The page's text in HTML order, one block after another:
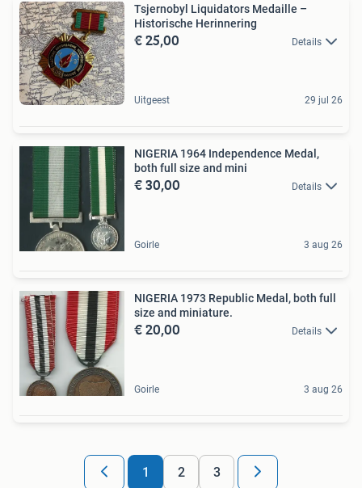
Tsjernobyl Liquidators Medaille –
Historische Herinnering
€ 25,00 Details
Uitgeest 29 jul 26
NIGERIA 1964 Independence Medal,
both full size and mini
€ 30,00 Details
Goirle 3 aug 26
NIGERIA 1973 Republic Medal, both full
size and miniature.
€ 20,00 Details
Goirle 3 aug 26
1 2 3